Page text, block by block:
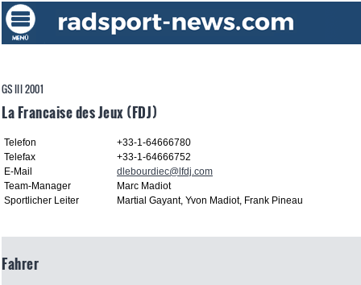
GS III 2001
La Francaise des Jeux (FDJ)
Telefon
+33-1-64666780
Telefax
+33-1-64666752
E-Mail
dlebourdiec@lfdj.com
Team-Manager
Marc Madiot
Sportlicher Leiter
Martial Gayant, Yvon Madiot, Frank Pineau
Fahrer